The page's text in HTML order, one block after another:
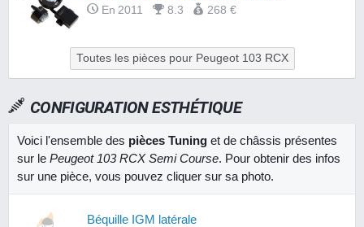
En 2011 8.3 268 €
Toutes les pièces pour Peugeot 103 RCX
CONFIGURATION ESTHÉTIQUE
Voici l'ensemble des pièces Tuning et de châssis présentes
sur le Peugeot 103 RCX Semi Course. Pour obtenir des infos
sur une pièce, vous pouvez cliquer sur sa photo.
Béquille IGM latérale